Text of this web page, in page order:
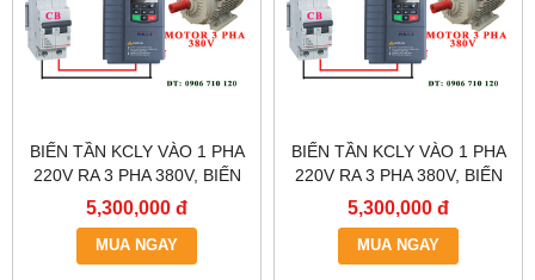
BIẾN TẦN KCLY VÀO 1 PHA
220V RA 3 PHA 380V, BIẾN
TẦN KCLY KOC600-
5R5GT3-B
5,300,000 đ
MUA NGAY
BIẾN TẦN KCLY VÀO 1 PHA
220V RA 3 PHA 380V, BIẾN
TẦN KCLY KOC600-
3R7GT3-B
5,300,000 đ
MUA NGAY